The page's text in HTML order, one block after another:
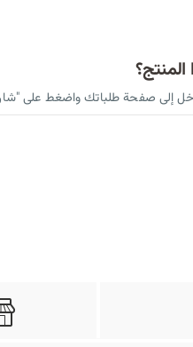
إلى صفحة طلباتك واضغط على